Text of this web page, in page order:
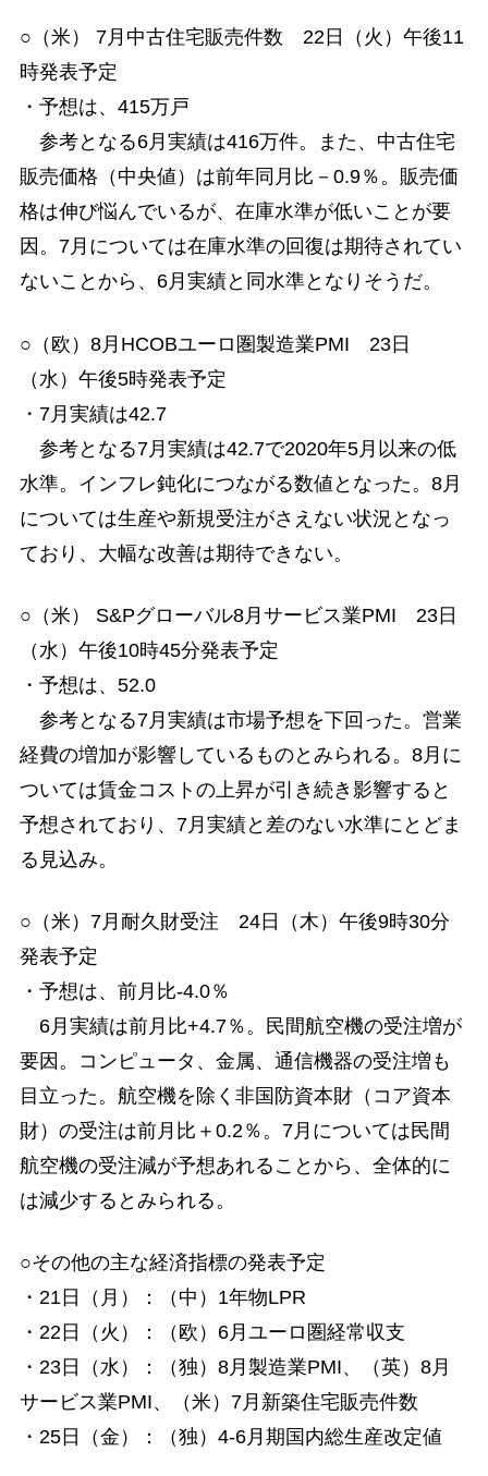
○（米） 7月中古住宅販売件数 22日（火）午後11
時発表予定
・予想は、415万戸
参考となる6月実績は416万件。また、中古住宅
販売価格（中央値）は前年同月比－0.9％。販売価
格は伸び悩んでいるが、在庫水準が低いことが要
因。7月については在庫水準の回復は期待されてい
ないことから、6月実績と同水準となりそうだ。
○（欧）8月HCOBユーロ圏製造業PMI 23日
（水）午後5時発表予定
・7月実績は42.7
参考となる7月実績は42.7で2020年5月以来の低
水準。インフレ鈍化につながる数値となった。8月
については生産や新規受注がさえない状況となっ
ており、大幅な改善は期待できない。
○（米） S&Pグローバル8月サービス業PMI 23日
（水）午後10時45分発表予定
・予想は、52.0
参考となる7月実績は市場予想を下回った。営業
経費の増加が影響しているものとみられる。8月に
ついては賃金コストの上昇が引き続き影響すると
予想されており、7月実績と差のない水準にとどま
る見込み。
○（米）7月耐久財受注 24日（木）午後9時30分
発表予定
・予想は、前月比-4.0％
6月実績は前月比+4.7％。民間航空機の受注増が
要因。コンピュータ、金属、通信機器の受注増も
目立った。航空機を除く非国防資本財（コア資本
財）の受注は前月比＋0.2％。7月については民間
航空機の受注減が予想あれることから、全体的に
は減少するとみられる。
○その他の主な経済指標の発表予定
・21日（月）：（中）1年物LPR
・22日（火）：（欧）6月ユーロ圏経常収支
・23日（水）：（独）8月製造業PMI、（英）8月
サービス業PMI、（米）7月新築住宅販売件数
・25日（金）：（独）4-6月期国内総生産改定値